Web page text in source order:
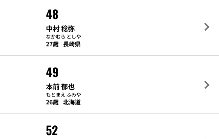
48
中村 稔弥
なかむら としや
27歳 長崎県
49
本前 郁也
もとまえ ふみや
26歳 北海道
52